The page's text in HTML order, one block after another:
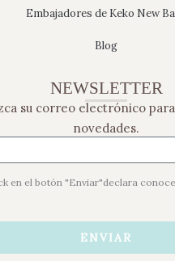
Embajadores de Keko New
Blog
NEWSLETTER
su correo electrónico
novedades.
en el botón "Enviar"declara
ENVIAR